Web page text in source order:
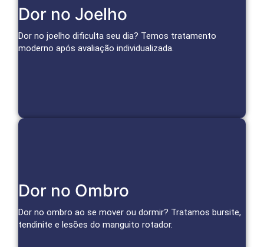
Dor no Joelho
Dor no joelho dificulta seu dia? Temos tratamento
moderno após avaliação individualizada.
Soluções para o Joelho
Infiltrações, medicina regenerativa e técnicas avançadas
para aliviar a dor da artrose e tratar lesões.
Agendar Consulta
Dor no Ombro
Dor no ombro ao se mover ou dormir? Tratamos bursite,
tendinite e lesões do manguito rotador.
Cuidado Especializado para Ombro
Infiltrações, bloqueios e terapias regenerativas reduzem
inflamação e dor, restaurando a função do ombro.
Agendar Consulta